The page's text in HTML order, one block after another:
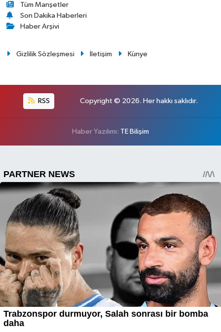
Tüm Manşetler
Son Dakika Haberleri
Haber Arşivi
Gizlilik Sözleşmesi İletişim Künye
RSS Copyright © 2026. Her hakkı saklıdır.
Haber Yazılımı: TE Bilişim